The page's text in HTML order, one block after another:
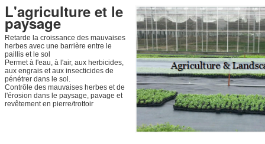
L'agriculture et le
paysage
Retarde la croissance des mauvaises
herbes avec une barrière entre le
paillis et le sol
Permet à l'eau, à l'air, aux herbicides,
aux engrais et aux insecticides de
pénétrer dans le sol.
Contrôle des mauvaises herbes et de
l'érosion dans le paysage, pavage et
revêtement en pierre/trottoir